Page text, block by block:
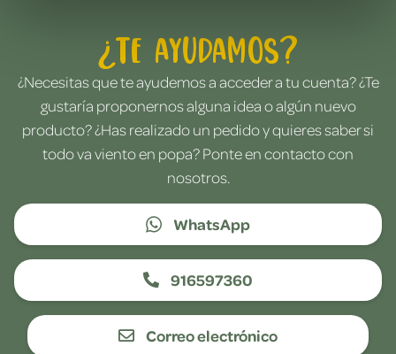
¿Te ayudamos?
¿Necesitas que te ayudemos a acceder a tu cuenta? ¿Te
gustaría proponernos alguna idea o algún nuevo
producto? ¿Has realizado un pedido y quieres saber si
todo va viento en popa? Ponte en contacto con
nosotros.
WhatsApp
916597360
Correo electrónico